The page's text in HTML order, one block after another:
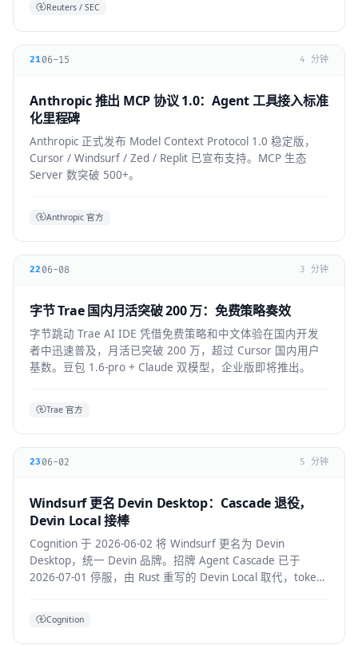
Reuters / SEC
2106-15 4 分钟
Anthropic 推出 MCP 协议 1.0：Agent 工具接入标准
化里程碑
Anthropic 正式发布 Model Context Protocol 1.0 稳定版，
Cursor / Windsurf / Zed / Replit 已宣布支持。MCP 生态
Server 数突破 500+。
Anthropic 官方
22 06-08 3 分钟
字节 Trae 国内月活突破 200 万：免费策略奏效
字节跳动 Trae AI IDE 凭借免费策略和中文体验在国内开发
者中迅速普及，月活已突破 200 万，超过 Cursor 国内用户
基数。豆包 1.6-pro + Claude 双模型，企业版即将推出。
Trae 官方
23 06-02 5 分钟
Windsurf 更名 Devin Desktop：Cascade 退役，
Devin Local 接棒
Cognition 于 2026-06-02 将 Windsurf 更名为 Devin
Desktop，统一 Devin 品牌。招牌 Agent Cascade 已于
2026-07-01 停服，由 Rust 重写的 Devin Local 取代，token
Cognition